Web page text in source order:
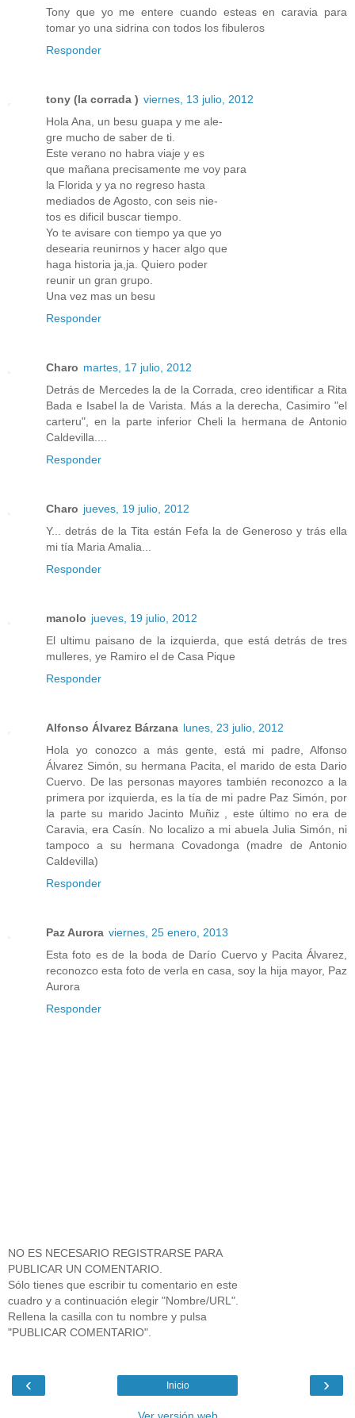
Tony que yo me entere cuando esteas en caravia para
tomar yo una sidrina con todos los fibuleros
Responder
tony (la corrada ) viernes, 13 julio, 2012
Hola Ana, un besu guapa y me ale-
gre mucho de saber de ti.
Este verano no habra viaje y es
que mañana precisamente me voy para
la Florida y ya no regreso hasta
mediados de Agosto, con seis nie-
tos es dificil buscar tiempo.
Yo te avisare con tiempo ya que yo
desearia reunirnos y hacer algo que
haga historia ja,ja. Quiero poder
reunir un gran grupo.
Una vez mas un besu
Responder
Charo martes, 17 julio, 2012
Detrás de Mercedes la de la Corrada, creo identificar a Rita
Bada e Isabel la de Varista. Más a la derecha, Casimiro "el
carteru", en la parte inferior Cheli la hermana de Antonio
Caldevilla....
Responder
Charo jueves, 19 julio, 2012
Y... detrás de la Tita están Fefa la de Generoso y trás ella
mi tía Maria Amalia...
Responder
manolo jueves, 19 julio, 2012
El ultimu paisano de la izquierda, que está detrás de tres
mulleres, ye Ramiro el de Casa Pique
Responder
Alfonso Álvarez Bárzana lunes, 23 julio, 2012
Hola yo conozco a más gente, está mi padre, Alfonso
Álvarez Simón, su hermana Pacita, el marido de esta Dario
Cuervo. De las personas mayores también reconozco a la
primera por izquierda, es la tía de mi padre Paz Simón, por
la parte su marido Jacinto Muñiz , este último no era de
Caravia, era Casín. No localizo a mi abuela Julia Simón, ni
tampoco a su hermana Covadonga (madre de Antonio
Caldevilla)
Responder
Paz Aurora viernes, 25 enero, 2013
Esta foto es de la boda de Darío Cuervo y Pacita Álvarez,
reconozco esta foto de verla en casa, soy la hija mayor, Paz
Aurora
Responder
NO ES NECESARIO REGISTRARSE PARA
PUBLICAR UN COMENTARIO.
Sólo tienes que escribir tu comentario en este
cuadro y a continuación elegir "Nombre/URL".
Rellena la casilla con tu nombre y pulsa
"PUBLICAR COMENTARIO".
‹ ›
Inicio